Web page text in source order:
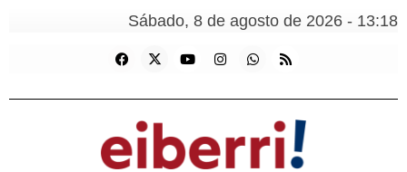
Sábado, 8 de agosto de 2026 - 13:18